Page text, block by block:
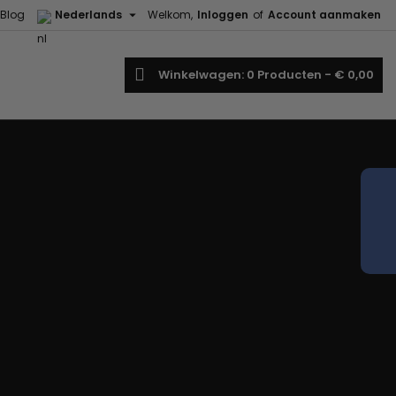
Welkom, Inloggen of Account aanmaken
Nederlands 
Blog
Winkelwagen 0 Producten - € 0,00